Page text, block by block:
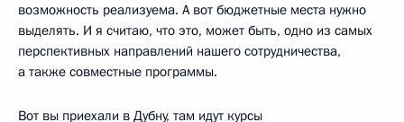
возможность реализуема. А вот бюджетные места нужно
выделять. И я считаю, что это, может быть, одно из самых
перспективных направлений нашего сотрудничества,
а также совместные программы.
Вот вы приехали в Дубну, там идут курсы